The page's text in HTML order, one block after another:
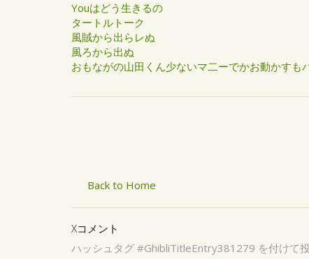
Youはどう生きるの
タートルトーク
風賊から出らレぬ
風ろから出ぬ
おもながの山田くん少ないマ二ーでかお動かすも
Back to Home
Xコメント
ハッシュタグ #GhibliTitleEntry381279 を付けて